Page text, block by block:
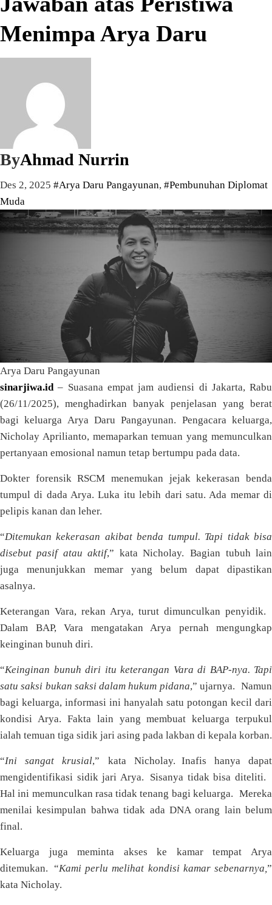
Menimpa Arya Daru
ByAhmad Nurrin
Des 2, 2025 #Arya Daru Pangayunan, #Pembunuhan Diplomat
Muda
Arya Daru Pangayunan
sinarjiwa.id– Suasana empat jam audiensi di Jakarta, Rabu
(26/11/2025), menghadirkan banyak penjelasan yang berat
bagi keluarga Arya Daru Pangayunan. Pengacara keluarga,
Nicholay Aprilianto, memaparkan temuan yang memunculkan
pertanyaan emosional namun tetap bertumpu pada data.
Dokter forensik RSCM menemukan jejak kekerasan benda
tumpul di dada Arya. Luka itu lebih dari satu. Ada memar di
pelipis kanan dan leher.
“Ditemukan kekerasan akibat benda tumpul. Tapi tidak bisa
disebut pasif atau aktif,” kata Nicholay. Bagian tubuh lain
juga menunjukkan memar yang belum dapat dipastikan
asalnya.
Keterangan Vara, rekan Arya, turut dimunculkan penyidik.
Dalam BAP, Vara mengatakan Arya pernah mengungkap
keinginan bunuh diri.
“Keinginan bunuh diri itu keterangan Vara di BAP-nya. Tapi
satu saksi bukan saksi dalam hukum pidana,” ujarnya. Namun
bagi keluarga, informasi ini hanyalah satu potongan kecil dari
kondisi Arya. Fakta lain yang membuat keluarga terpukul
ialah temuan tiga sidik jari asing pada lakban di kepala korban.
“Ini sangat krusial,” kata Nicholay. Inafis hanya dapat
mengidentifikasi sidik jari Arya. Sisanya tidak bisa diteliti.
Hal ini memunculkan rasa tidak tenang bagi keluarga. Mereka
menilai kesimpulan bahwa tidak ada DNA orang lain belum
final.
Keluarga juga meminta akses ke kamar tempat Arya
ditemukan. “Kami perlu melihat kondisi kamar sebenarnya,”
kata Nicholay.